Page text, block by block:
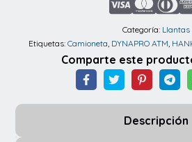
ATM
6PR
cantidad
Categoría: Llantas
Etiquetas: Camioneta, DYNAPRO ATM,
Comparte este
Descripción